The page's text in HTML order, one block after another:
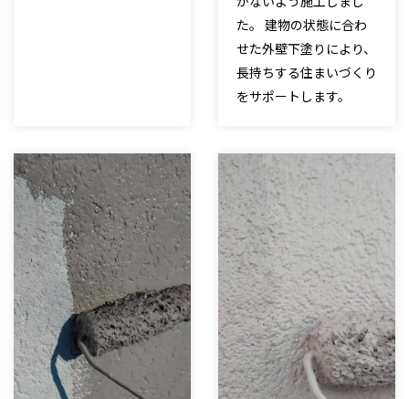
た。 建物の状態に合わ
せた外壁下塗りにより、
長持ちする住まいづくり
をサポートします。